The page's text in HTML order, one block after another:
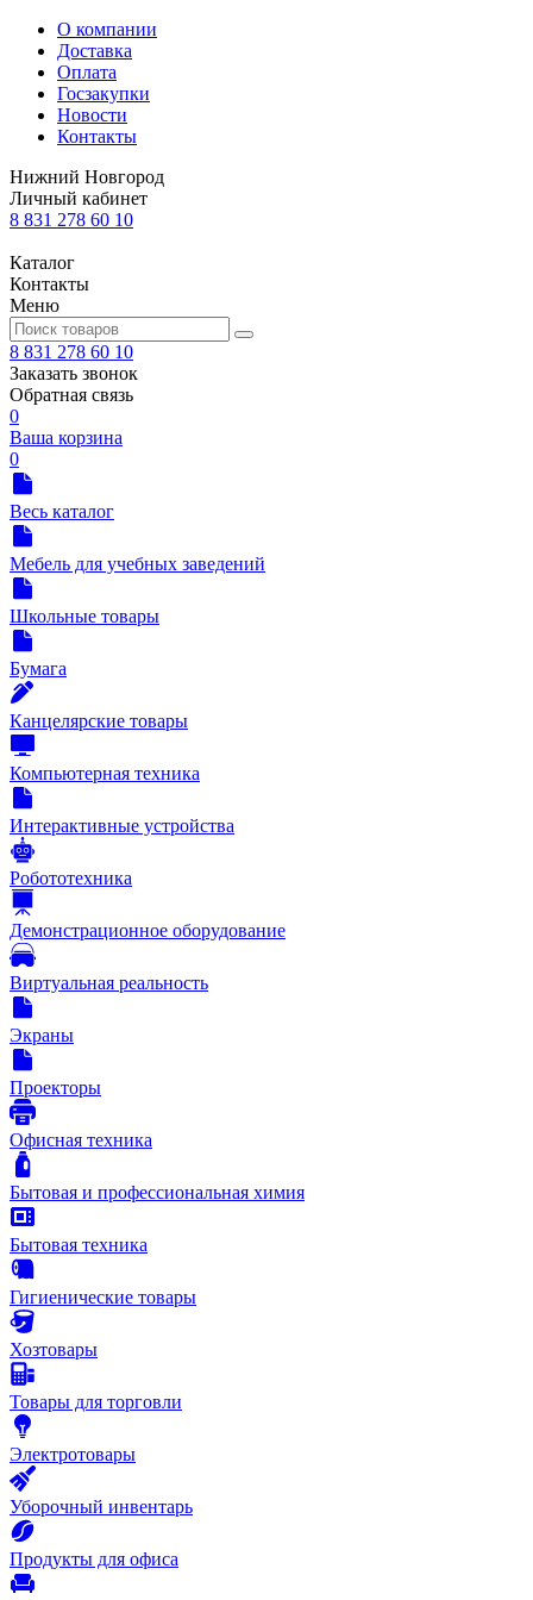
О компании
Доставка
Оплата
Госзакупки
Новости
Контакты
Нижний Новгород
Личный кабинет
8 831 278 60 10
Каталог
Контакты
Меню
8 831 278 60 10
Заказать звонок
Обратная связь
0
Ваша корзина
0
Весь каталог
Мебель для учебных заведений
Школьные товары
Бумага
Канцелярские товары
Компьютерная техника
Интерактивные устройства
Робототехника
Демонстрационное оборудование
Виртуальная реальность
Экраны
Проекторы
Офисная техника
Бытовая и профессиональная химия
Бытовая техника
Гигиенические товары
Хозтовары
Товары для торговли
Электротовары
Уборочный инвентарь
Продукты для офиса